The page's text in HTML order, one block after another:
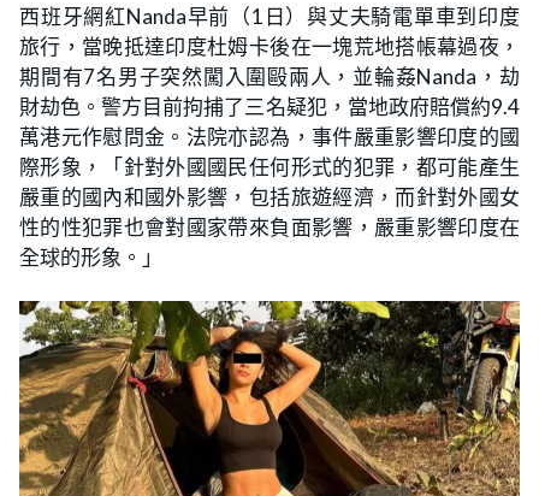
西班牙網紅Nanda早前（1日）與丈夫騎電單車到印度
旅行，當晚抵達印度杜姆卡後在一塊荒地搭帳幕過夜，
期間有7名男子突然闖入圍毆兩人，並輪姦Nanda，劫
財劫色。警方目前拘捕了三名疑犯，當地政府賠償約9.4
萬港元作慰問金。法院亦認為，事件嚴重影響印度的國
際形象，「針對外國國民任何形式的犯罪，都可能產生
嚴重的國內和國外影響，包括旅遊經濟，而針對外國女
性的性犯罪也會對國家帶來負面影響，嚴重影響印度在
全球的形象。」